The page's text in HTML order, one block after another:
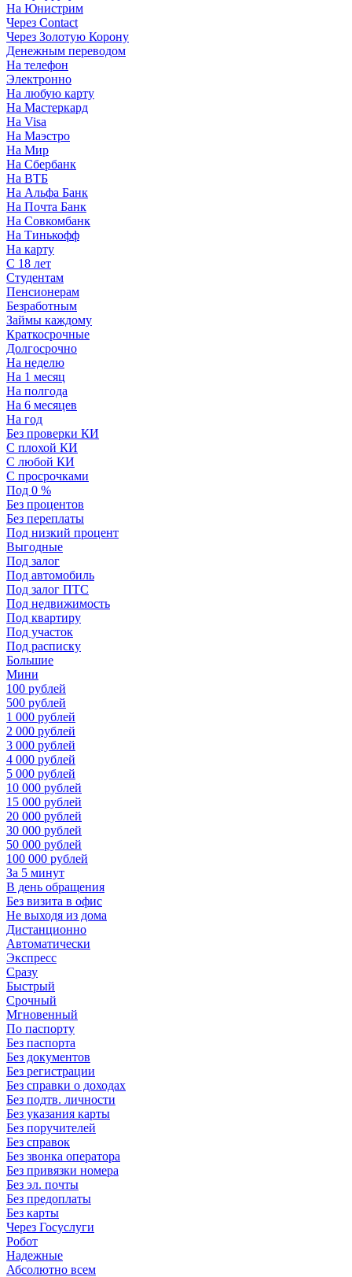
На Юнистрим
Через Contact
Через Золотую Корону
Денежным переводом
На телефон
Электронно
На любую карту
На Мастеркард
На Visa
На Маэстро
На Мир
На Сбербанк
На ВТБ
На Альфа Банк
На Почта Банк
На Совкомбанк
На Тинькофф
На карту
С 18 лет
Студентам
Пенсионерам
Безработным
Займы каждому
Краткосрочные
Долгосрочно
На неделю
На 1 месяц
На полгода
На 6 месяцев
На год
Без проверки КИ
С плохой КИ
С любой КИ
С просрочками
Под 0 %
Без процентов
Без переплаты
Под низкий процент
Выгодные
Под залог
Под автомобиль
Под залог ПТС
Под недвижимость
Под квартиру
Под участок
Под расписку
Большие
Мини
100 рублей
500 рублей
1 000 рублей
2 000 рублей
3 000 рублей
4 000 рублей
5 000 рублей
10 000 рублей
15 000 рублей
20 000 рублей
30 000 рублей
50 000 рублей
100 000 рублей
За 5 минут
В день обращения
Без визита в офис
Не выходя из дома
Дистанционно
Автоматически
Экспресс
Сразу
Быстрый
Срочный
Мгновенный
По паспорту
Без паспорта
Без документов
Без регистрации
Без справки о доходах
Без подтв. личности
Без указания карты
Без поручителей
Без справок
Без звонка оператора
Без привязки номера
Без эл. почты
Без предоплаты
Без карты
Через Госуслуги
Робот
Надежные
Абсолютно всем